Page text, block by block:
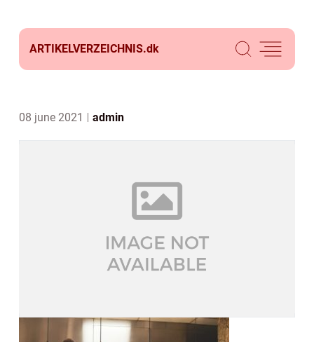
ARTIKELVERZEICHNIS.dk
08 june 2021 admin